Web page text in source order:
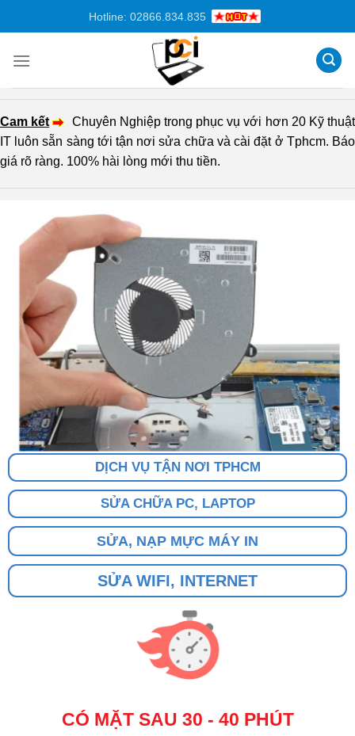
dung
Hotline: 02866.834.835
Cam kết
Chuyên Nghiệp trong phục vụ với hơn 20 Kỹ thuật
IT luôn sẵn sàng tới tận nơi sửa chữa và cài đặt ở Tphcm. Báo
giá rõ ràng. 100% hài lòng mới thu tiền.
DỊCH VỤ TẬN NƠI TPHCM
SỬA CHỮA PC, LAPTOP
SỬA, NẠP MỰC MÁY IN
SỬA WIFI, INTERNET
CÓ MẶT SAU 30 - 40 PHÚT